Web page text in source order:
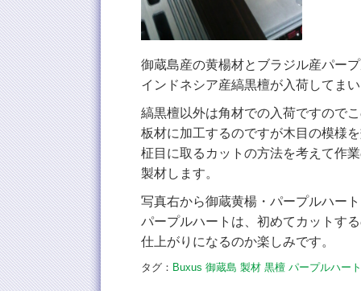
御蔵島産の黄楊材とブラジル産パー
インドネシア産縞黒檀が入荷してま
縞黒檀以外は角材での入荷ですので
板材に加工するのですが木目の模様
柾目に取るカットの方法を考えて作
製材します。
写真右から御蔵黄楊・パープルハー
パープルハートは、初めてカットす
仕上がりになるのか楽しみです。
タグ： Buxus 御蔵島 製材 黒檀 パープルハート